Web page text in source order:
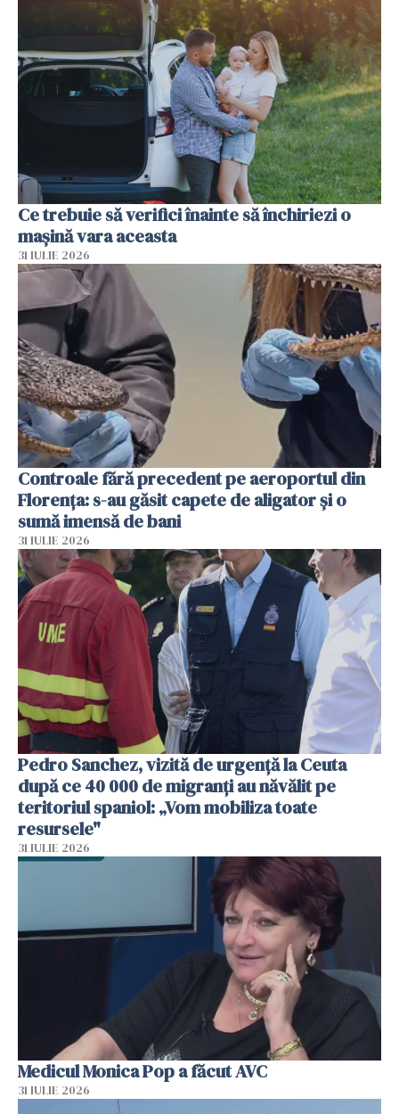
Ce trebuie să verifici înainte să închiriezi o
mașină vara aceasta
31 IULIE 2026
Controale fără precedent pe aeroportul din
Florența: s-au găsit capete de aligator și o
sumă imensă de bani
31 IULIE 2026
Pedro Sanchez, vizită de urgență la Ceuta
după ce 40 000 de migranți au năvălit pe
teritoriul spaniol: „Vom mobiliza toate
resursele"
31 IULIE 2026
Medicul Monica Pop a făcut AVC
31 IULIE 2026